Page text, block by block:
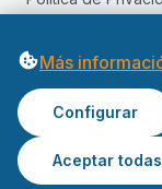
© 2026
Más
Configurar
Aceptar todas